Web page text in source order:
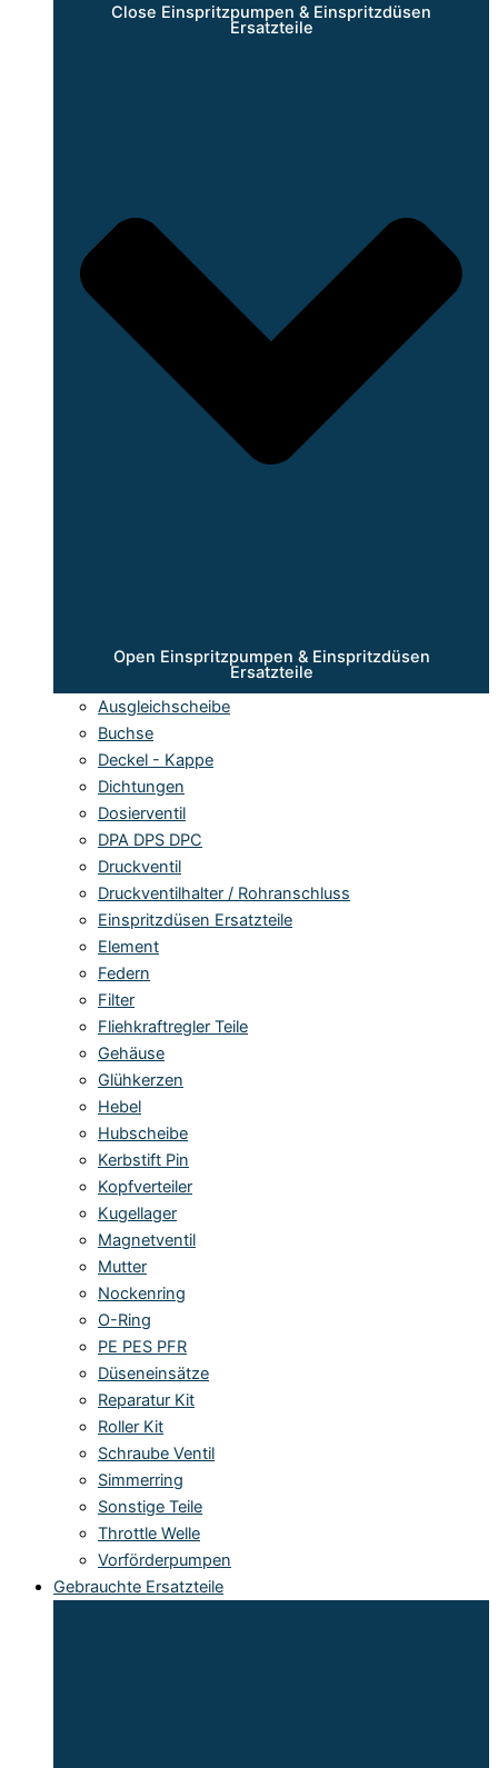
Close Einspritzpumpen & Einspritzdüsen
Ersatzteile
Open Einspritzpumpen & Einspritzdüsen
Ersatzteile
Ausgleichscheibe
Buchse
Deckel - Kappe
Dichtungen
Dosierventil
DPA DPS DPC
Druckventil
Druckventilhalter / Rohranschluss
Einspritzdüsen Ersatzteile
Element
Federn
Filter
Fliehkraftregler Teile
Gehäuse
Glühkerzen
Hebel
Hubscheibe
Kerbstift Pin
Kopfverteiler
Kugellager
Magnetventil
Mutter
Nockenring
O-Ring
PE PES PFR
Düseneinsätze
Reparatur Kit
Roller Kit
Schraube Ventil
Simmerring
Sonstige Teile
Throttle Welle
Vorförderpumpen
Gebrauchte Ersatzteile